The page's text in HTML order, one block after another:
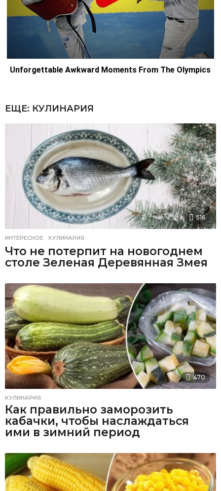
ЕЩЕ: КУЛИНАРИЯ
516
ИНТЕРЕСНОЕ ,КУЛИНАРИЯ
Что не потерпит на новогоднем
столе Зеленая Деревянная Змея
470
КУЛИНАРИЯ
Как правильно заморозить
кабачки, чтобы наслаждаться
ими в зимний период